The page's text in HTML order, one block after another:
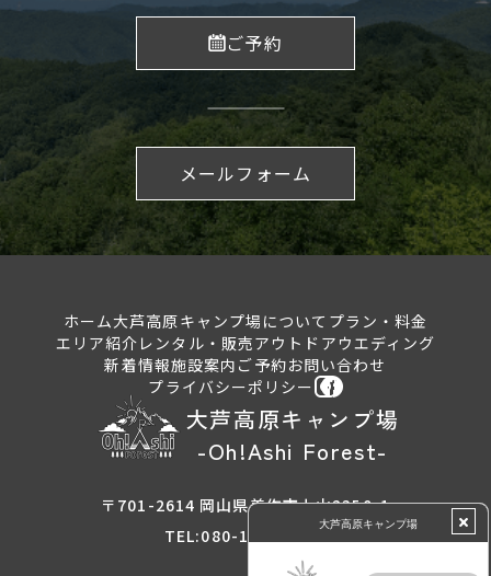
ご予約
メールフォーム
ホーム大芦高原キャンプ場について プラン・料金
エリア紹介 レンタル・販売アウトドアウエディング
新着情報施設案内 ご予約お問い合わせ
プライバシーポリシー
大芦高原キャンプ場
-Oh!Ashi Forest-
〒701-2614 岡山県美作市上山2350-1
TEL:080-1646-1647